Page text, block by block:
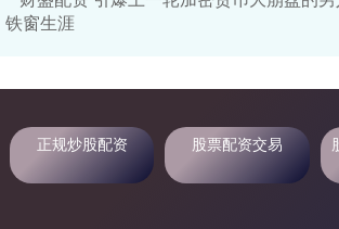
铁窗生涯
正规炒股配资 股票配资交易